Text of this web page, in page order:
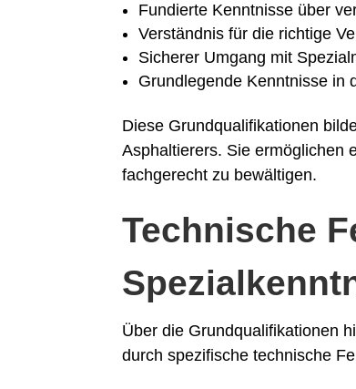
Fundierte Kenntnisse über
Verständnis für die richtige
Sicherer Umgang mit
Grundlegende Kenntnisse in
Diese Grundqualifikationen
Asphaltierers. Sie ermöglichen
fachgerecht zu bewältigen.
Technische
Über die Grundqualifikationen
durch spezifische technische